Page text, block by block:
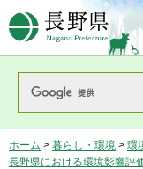
長野
ホーム > 暮らし・環境 > 環
長野県における環境影響評